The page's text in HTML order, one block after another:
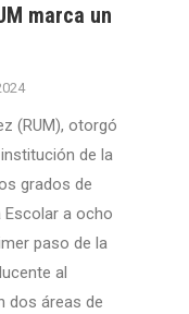
marca un
(RUM), otorgó
de la
grados de
Escolar a ocho
paso de la
al
dos áreas de